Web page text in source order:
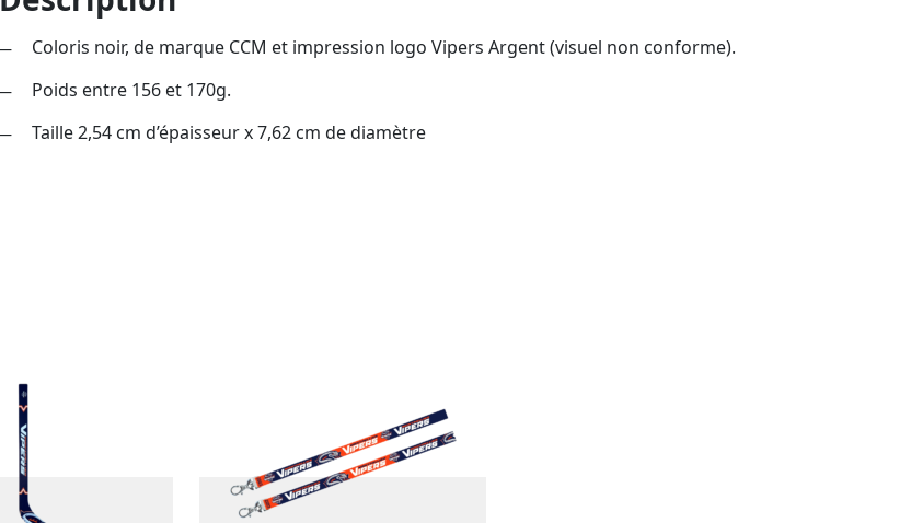
Coloris noir, de marque CCM et impression logo Vipers Argent (visuel non conforme).
Poids entre 156 et 170g.
Taille 2,54 cm d’épaisseur x 7,62 cm de diamètre